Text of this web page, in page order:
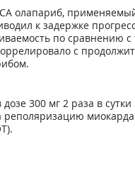
олапариб,
к задержке
по сравнению с
с
300 мг 2 раза в сутки
миокарда